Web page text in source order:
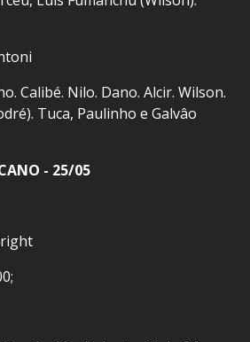
Calibé. Nilo. Dano. Alcir. Wilson.
Tuca, Paulinho e Galvâo
- 25/05